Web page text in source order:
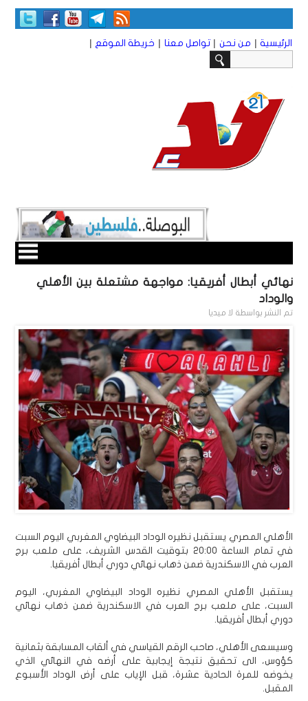
الرئيسية | من نحن | تواصل معنا | خريطة الموقع |
نهائي أبطال أفريقيا: مواجهة مشتعلة بين الأهلي
والوداد
تم النشر بواسطة لا ميديا
الأهلي المصري يستقبل نظيره الوداد البيضاوي المغربي اليوم السبت
في تمام الساعة 20:00 بتوقيت القدس الشريف، على ملعب برج
العرب في الاسكندرية ضمن ذهاب نهائي دوري أبطال أفريقيا.
يستقبل الأهلي المصري نظيره الوداد البيضاوي المغربي، اليوم
السبت، على ملعب برج العرب في الاسكندرية ضمن ذهاب نهائي
دوري أبطال أفريقيا.
وسيسعى الأهلي، صاحب الرقم القياسي في ألقاب المسابقة بثمانية
كؤوس، الى تحقيق نتيجة إيجابية على أرضه في النهائي الذي
يخوضه للمرة الحادية عشرة، قبل الإياب على أرض الوداد الأسبوع
المقبل.